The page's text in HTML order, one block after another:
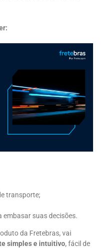
transporte;
embasar suas decisões.
da Fretebras, vai
simples e intuitivo, fácil de